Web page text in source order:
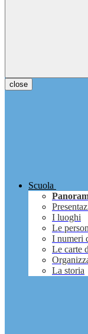
close
Scuola
I luoghi
Le
I numeri
Le carte
La storia